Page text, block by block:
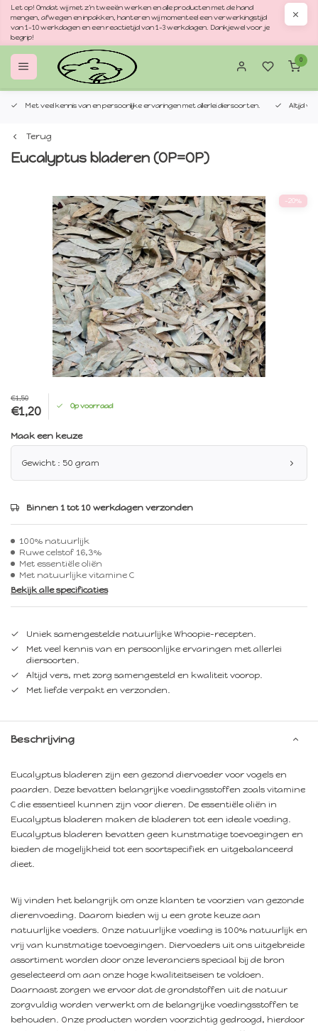
Let op! Omdat wij met z'n tweeën werken en alle producten met de hand
mengen, afwegen en inpakken, hanteren wij momenteel een verwerkingstijd
van 1–10 werkdagen en een reactietijd van 1–3 werkdagen. Dankjewel voor je
begrip!
0
Met veel kennis van en persoonlijke ervaringen met allerlei diersoorten. Altijd
Terug
Eucalyptus bladeren (OP=OP)
-20%
€1,50
€1,20 Op voorraad
Maak een keuze
Gewicht : 50 gram
Binnen 1 tot 10 werkdagen verzonden
100% natuurlijk
Ruwe celstof 16,3%
Met essentiële oliën
Met natuurlijke vitamine C
Bekijk alle specificaties
Uniek samengestelde natuurlijke Whoopie-recepten.
Met veel kennis van en persoonlijke ervaringen met allerlei
diersoorten.
Altijd vers, met zorg samengesteld en kwaliteit voorop.
Met liefde verpakt en verzonden.
Beschrijving
Eucalyptus bladeren zijn een gezond diervoeder voor vogels en
paarden. Deze bevatten belangrijke voedingsstoffen zoals vitamine
C die essentieel kunnen zijn voor dieren. De essentiële oliën in
Eucalyptus bladeren maken de bladeren tot een ideale voeding.
Eucalyptus bladeren bevatten geen kunstmatige toevoegingen en
bieden de mogelijkheid tot een soortspecifiek en uitgebalanceerd
dieet.
Wij vinden het belangrijk om onze klanten te voorzien van gezonde
dierenvoeding. Daarom bieden wij u een grote keuze aan
natuurlijke voeders. Onze natuurlijke voeding is 100% natuurlijk en
vrij van kunstmatige toevoegingen. Diervoeders uit ons uitgebreide
assortiment worden door onze leveranciers speciaal bij de bron
geselecteerd om aan onze hoge kwaliteitseisen te voldoen.
Daarnaast zorgen we ervoor dat de grondstoffen uit de natuur
zorgvuldig worden verwerkt om de belangrijke voedingsstoffen te
behouden. Onze producten worden voorzichtig gedroogd, hierdoor